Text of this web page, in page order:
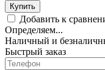
Купить
Добавить к
Определяем...
Наличный и
Быстрый заказ